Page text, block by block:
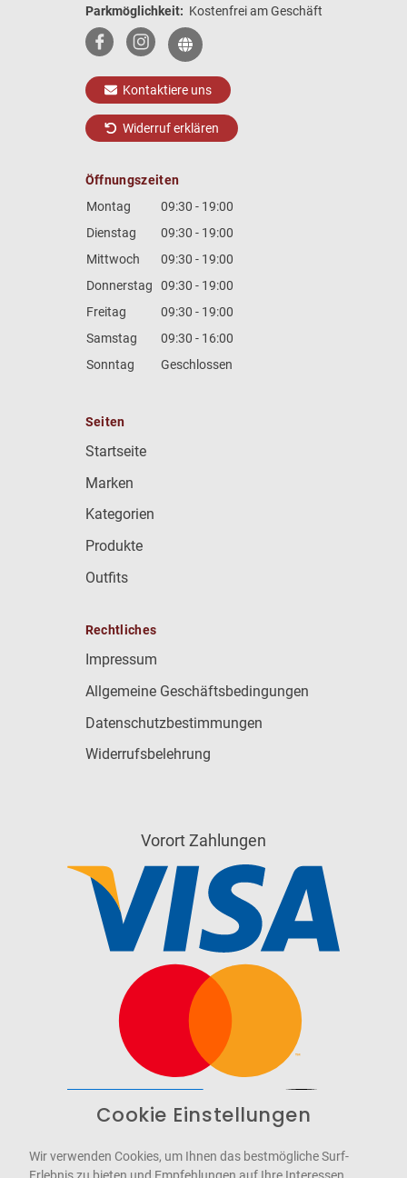
Parkmöglichkeit: Kostenfrei am Geschäft
Kontaktiere uns
Widerruf erklären
Öffnungszeiten
Montag
09:30 - 19:00
Dienstag
09:30 - 19:00
Mittwoch
09:30 - 19:00
Donnerstag
09:30 - 19:00
Freitag
09:30 - 19:00
Samstag
09:30 - 16:00
Sonntag
Geschlossen
Seiten
Startseite
Marken
Kategorien
Produkte
Outfits
Rechtliches
Impressum
Allgemeine Geschäftsbedingungen
Datenschutzbestimmungen
Widerrufsbelehrung
Vorort Zahlungen
WCAG-2.1-AA
Cookie Einstellungen
Wir verwenden Cookies, um Ihnen das bestmögliche Surf-
Erlebnis zu bieten und Empfehlungen auf Ihre Interessen